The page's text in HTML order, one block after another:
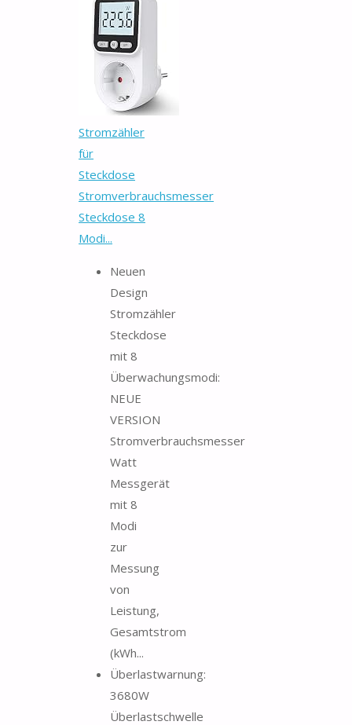
Stromzähler
für
Steckdose
Stromverbrauchsmesser
Steckdose 8
Modi...
Neuen
Design
Stromzähler
Steckdose
mit 8
Überwachungsmodi:
NEUE
VERSION
Stromverbrauchsmesser
Watt
Messgerät
mit 8
Modi
zur
Messung
von
Leistung,
Gesamtstrom
(kWh...
Überlastwarnung:
3680W
Überlastschwelle